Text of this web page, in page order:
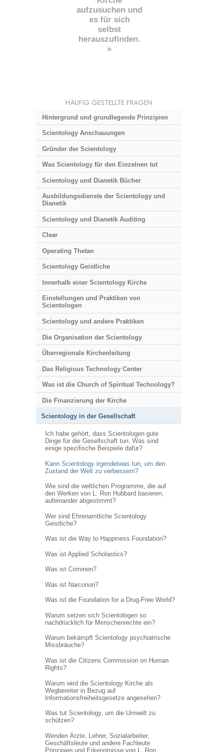
aufzusuchen und
es für sich
selbst
herauszufinden.
»
HÄUFIG GESTELLTE FRAGEN
Hintergrund und grundlegende Prinzipien
Scientology Anschauungen
Gründer der Scientology
Was Scientology für den Einzelnen tut
Scientology und Dianetik Bücher
Ausbildungsdienste der Scientology und
Dianetik
Scientology und Dianetik Auditing
Clear
Operating Thetan
Scientology Geistliche
Innerhalb einer Scientology Kirche
Einstellungen und Praktiken von
Scientologen
Scientology und andere Praktiken
Die Organisation der Scientology
Überregionale Kirchenleitung
Das Religious Technology Center
Was ist die Church of Spiritual Technology?
Die Finanzierung der Kirche
Scientology in der Gesellschaft
Ich habe gehört, dass Scientologen gute
Dinge für die Gesellschaft tun. Was sind
einige spezifische Beispiele dafür?
Kann Scientology irgendetwas tun, um den
Zustand der Welt zu verbessern?
Wie sind die weltlichen Programme, die auf
den Werken von L. Ron Hubbard basieren,
aufeinander abgestimmt?
Wer sind Ehrenamtliche Scientology
Geistliche?
Was ist die Way to Happiness Foundation?
Was ist Applied Scholastics?
Was ist Criminon?
Was ist Narconon?
Was ist die Foundation for a Drug-Free World?
Warum setzen sich Scientologen so
nachdrücklich für Menschenrechte ein?
Warum bekämpft Scientology psychiatrische
Missbräuche?
Was ist die Citizens Commission on Human
Rights?
Warum wird die Scientology Kirche als
Wegbereiter in Bezug auf
Informationsfreiheitsgesetze angesehen?
Was tut Scientology, um die Umwelt zu
schützen?
Wenden Ärzte, Lehrer, Sozialarbeiter,
Geschäftsleute und andere Fachleute
Prinzipien und Erkenntnisse von L. Ron